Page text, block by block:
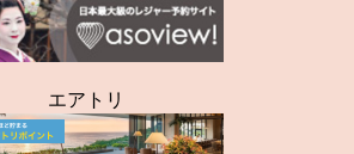
エアトリ